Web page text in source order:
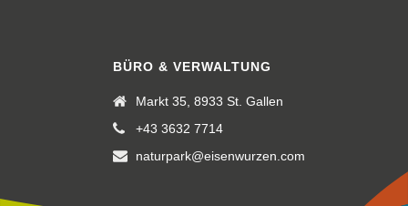
BÜRO & VERWALTUNG
Markt 35, 8933 St. Gallen
+43 3632 7714
naturpark@eisenwurzen.com